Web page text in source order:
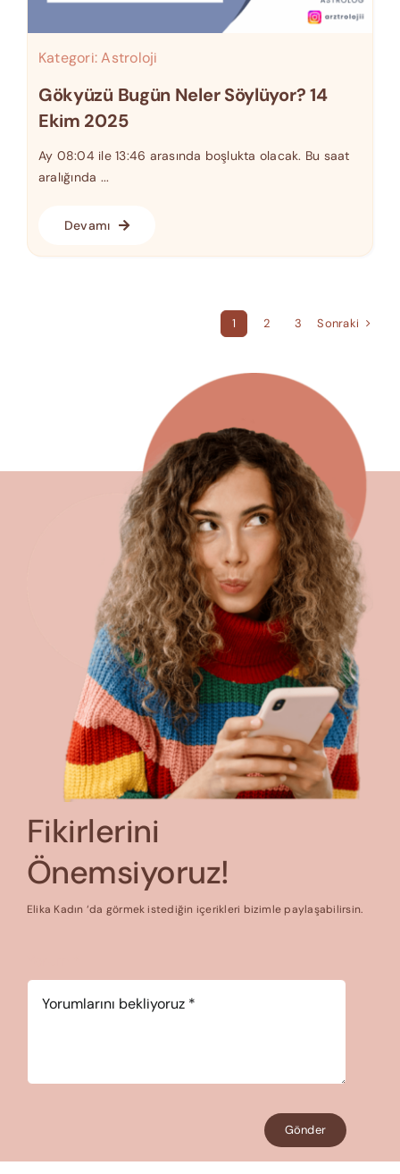
Kategori:Astroloji
Gökyüzü Bugün Neler Söylüyor? 14
Ekim 2025
Ay 08:04 ile 13:46 arasında boşlukta olacak. Bu saat
aralığında ...
Devamı
1 2 3 Sonraki
Fikirlerini
Önemsiyoruz!
Elika Kadın ‘da görmek istediğin içerikleri bizimle paylaşabilirsin.
Gönder